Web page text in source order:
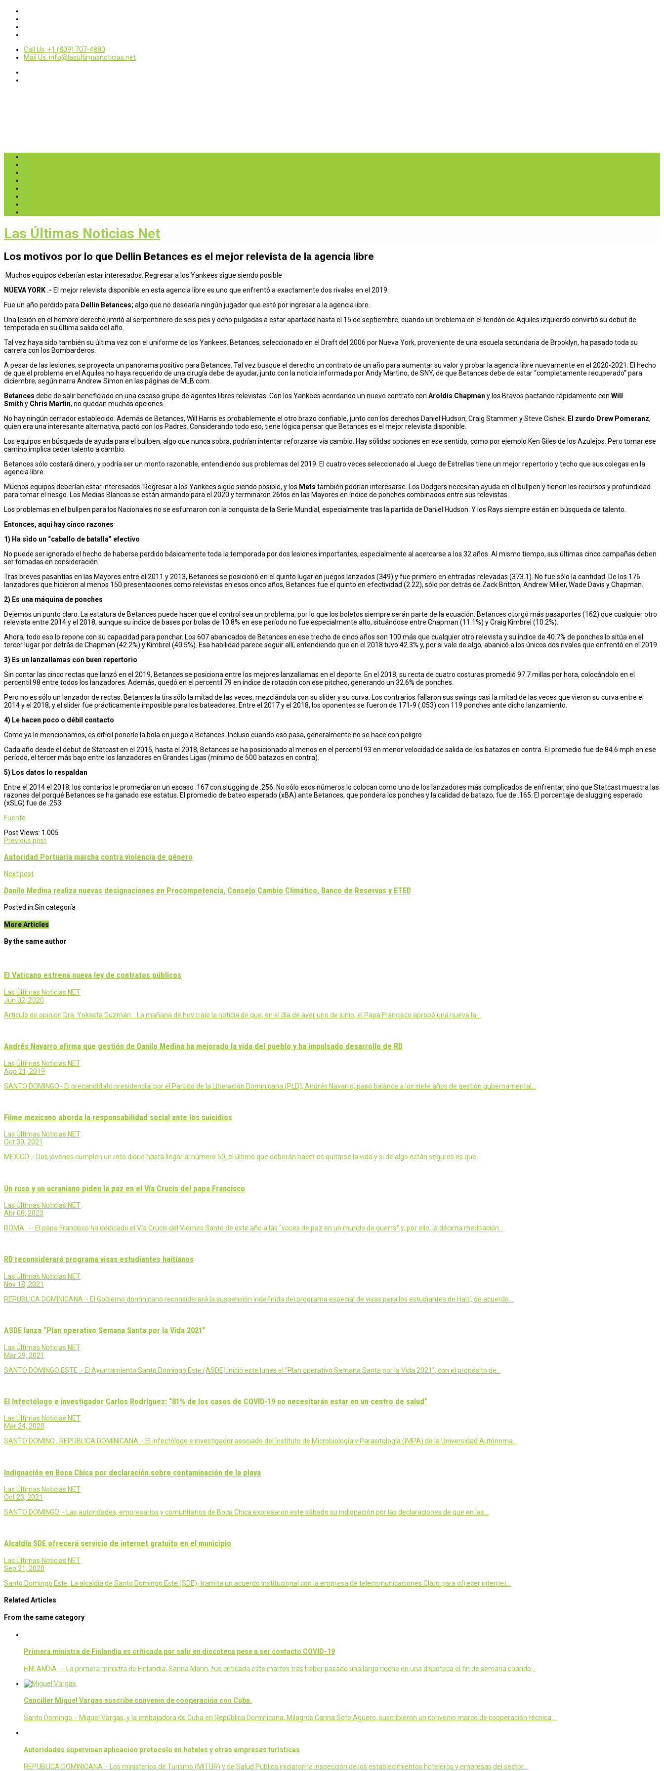
Call Us: +1 (809) 707-4880
Mail Us: info@lasultimasnoticias.net
Las Últimas Noticias Net
Los motivos por lo que Dellin Betances es el mejor relevista de la agencia libre
Muchos equipos deberían estar interesados. Regresar a los Yankees sigue siendo posible
NUEVA YORK .- El mejor relevista disponible en esta agencia libre es uno que enfrentó a exactamente dos rivales en el 2019.
Fue un año perdido para Dellin Betances; algo que no desearía ningún jugador que esté por ingresar a la agencia libre.
Una lesión en el hombro derecho limitó al serpentinero de seis pies y ocho pulgadas a estar apartado hasta el 15 de septiembre, cuando un problema en el tendón de Aquiles izquierdo convirtió su debut de
temporada en su última salida del año.
Tal vez haya sido también su última vez con el uniforme de los Yankees. Betances, seleccionado en el Draft del 2006 por Nueva York, proveniente de una escuela secundaria de Brooklyn, ha pasado toda su
carrera con los Bombarderos.
A pesar de las lesiones, se proyecta un panorama positivo para Betances. Tal vez busque el derecho un contrato de un año para aumentar su valor y probar la agencia libre nuevamente en el 2020-2021. El hecho
de que el problema en el Aquiles no haya requerido de una cirugía debe de ayudar, junto con la noticia informada por Andy Martino, de SNY, de que Betances debe de estar “completamente recuperado” para
diciembre, según narra Andrew Simon en las páginas de MLB.com.
Betances debe de salir beneficiado en una escaso grupo de agentes libres relevistas. Con los Yankees acordando un nuevo contrato con Aroldis Chapman y los Bravos pactando rápidamente con Will
Smith y Chris Martin, no quedan muchas opciones.
No hay ningún cerrador establecido. Además de Betances, Will Harris es probablemente el otro brazo confiable, junto con los derechos Daniel Hudson, Craig Stammen y Steve Cishek. El zurdo Drew Pomeranz,
quien era una interesante alternativa, pactó con los Padres. Considerando todo eso, tiene lógica pensar que Betances es el mejor relevista disponible.
Los equipos en búsqueda de ayuda para el bullpen, algo que nunca sobra, podrían intentar reforzarse vía cambio. Hay sólidas opciones en ese sentido, como por ejemplo Ken Giles de los Azulejos. Pero tomar ese
camino implica ceder talento a cambio.
Betances sólo costará dinero, y podría ser un monto razonable, entendiendo sus problemas del 2019. El cuatro veces seleccionado al Juego de Estrellas tiene un mejor repertorio y techo que sus colegas en la
agencia libre.
Muchos equipos deberían estar interesados. Regresar a los Yankees sigue siendo posible, y los Mets también podrían interesarse. Los Dodgers necesitan ayuda en el bullpen y tienen los recursos y profundidad
para tomar el riesgo. Los Medias Blancas se están armando para el 2020 y terminaron 26tos en las Mayores en índice de ponches combinados entre sus relevistas.
Los problemas en el bullpen para los Nacionales no se esfumaron con la conquista de la Serie Mundial, especialmente tras la partida de Daniel Hudson. Y los Rays siempre están en búsqueda de talento.
Entonces, aquí hay cinco razones
1) Ha sido un “caballo de batalla” efectivo
No puede ser ignorado el hecho de haberse perdido básicamente toda la temporada por dos lesiones importantes, especialmente al acercarse a los 32 años. Al mismo tiempo, sus últimas cinco campañas deben
ser tomadas en consideración.
Tras breves pasantías en las Mayores entre el 2011 y 2013, Betances se posicionó en el quinto lugar en juegos lanzados (349) y fue primero en entradas relevadas (373.1). No fue sólo la cantidad. De los 176
lanzadores que hicieron al menos 150 presentaciones como relevistas en esos cinco años, Betances fue el quinto en efectividad (2.22), sólo por detrás de Zack Britton, Andrew Miller, Wade Davis y Chapman.
2) Es una máquina de ponches
Dejemos un punto claro: La estatura de Betances puede hacer que el control sea un problema, por lo que los boletos siempre serán parte de la ecuación. Betances otorgó más pasaportes (162) que cualquier otro
relevista entre 2014 y el 2018, aunque su índice de bases por bolas de 10.8% en ese período no fue especialmente alto, situándose entre Chapman (11.1%) y Craig Kimbrel (10.2%).
Ahora, todo eso lo repone con su capacidad para ponchar. Los 607 abanicados de Betances en ese trecho de cinco años son 100 más que cualquier otro relevista y su índice de 40.7% de ponches lo sitúa en el
tercer lugar por detrás de Chapman (42.2%) y Kimbrel (40.5%). Esa habilidad parece seguir allí, entendiendo que en el 2018 tuvo 42.3% y, por si vale de algo, abanicó a los únicos dos rivales que enfrentó en el 2019.
3) Es un lanzallamas con buen repertorio
Sin contar las cinco rectas que lanzó en el 2019, Betances se posiciona entre los mejores lanzallamas en el deporte. En el 2018, su recta de cuatro costuras promedió 97.7 millas por hora, colocándolo en el
percentil 98 entre todos los lanzadores. Además, quedó en el percentil 79 en índice de rotación con ese pitcheo, generando un 32.6% de ponches.
Pero no es sólo un lanzador de rectas. Betances la tira sólo la mitad de las veces, mezclándola con su slider y su curva. Los contrarios fallaron sus swings casi la mitad de las veces que vieron su curva entre el
2014 y el 2018, y el slider fue prácticamente imposible para los bateadores. Entre el 2017 y el 2018, los oponentes se fueron de 171-9 (.053) con 119 ponches ante dicho lanzamiento.
4) Le hacen poco o débil contacto
Como ya lo mencionamos, es difícil ponerle la bola en juego a Betances. Incluso cuando eso pasa, generalmente no se hace con peligro.
Cada año desde el debut de Statcast en el 2015, hasta el 2018, Betances se ha posicionado al menos en el percentil 93 en menor velocidad de salida de los batazos en contra. El promedio fue de 84.6 mph en ese
período, el tercer más bajo entre los lanzadores en Grandes Ligas (mínimo de 500 batazos en contra).
5) Los datos lo respaldan
Entre el 2014 el 2018, los contarios le promediaron un escaso .167 con slugging de .256. No sólo esos números lo colocan como uno de los lanzadores más complicados de enfrentar, sino que Statcast muestra las
razones del porqué Betances se ha ganado ese estatus. El promedio de bateo esperado (xBA) ante Betances, que pondera los ponches y la calidad de batazo, fue de .165. El porcentaje de slugging esperado
(xSLG) fue de .253.
Fuente.
Post Views: 1.005
Post
navigation
Previous post
Autoridad Portuaria marcha contra violencia de género
Next post
Danilo Medina realiza nuevas designaciones en Procompetencia, Consejo Cambio Climático, Banco de Reservas y ETED
Posted in:Sin categoría
More Articles
By the same author
El Vaticano estrena nueva ley de contratos públicos
Las Últimas Noticias NET
Jun 02, 2020
Articulo de opinión Dra. Yokasta Guzmán: La mañana de hoy trajo la noticia de que, en el día de ayer uno de junio, el Papa Francisco aprobó una nueva la…
Andrés Navarro afirma que gestión de Danilo Medina ha mejorado la vida del pueblo y ha impulsado desarrollo de RD
Las Últimas Noticias NET
Ago 21, 2019
SANTO DOMINGO.- El precandidato presidencial por el Partido de la Liberación Dominicana (PLD), Andrés Navarro, pasó balance a los siete años de gestión gubernamental…
Filme mexicano aborda la responsabilidad social ante los suicidios
Las Últimas Noticias NET
Oct 30, 2021
MEXICO .- Dos jóvenes cumplen un reto diario hasta llegar al número 50, el último que deberán hacer es quitarse la vida y si de algo están seguros es que…
Un ruso y un ucraniano piden la paz en el Vía Crucis del papa Francisco
Las Últimas Noticias NET
Abr 08, 2023
ROMA . -- El papa Francisco ha dedicado el Vía Crucis del Viernes Santo de este año a las "voces de paz en un mundo de guerra" y, por ello, la décima meditación…
RD reconsiderará programa visas estudiantes haitianos
Las Últimas Noticias NET
Nov 18, 2021
REPUBLICA DOMINICANA .- El Gobierno dominicano reconsiderará la suspensión indefinida del programa especial de visas para los estudiantes de Haití, de acuerdo…
ASDE lanza “Plan operativo Semana Santa por la Vida 2021”
Las Últimas Noticias NET
Mar 29, 2021
SANTO DOMINGO ESTE .- El Ayuntamiento Santo Domingo Este (ASDE) inició este lunes el “Plan operativo Semana Santa por la Vida 2021”, con el propósito de…
El Infectólogo e investigador Carlos Rodríguez: “81% de los casos de COVID-19 no necesitarán estar en un centro de salud”
Las Últimas Noticias NET
Mar 24, 2020
SANTO DOMINO , REPUBLICA DOMINICANA .- El infectólogo e investigador asociado del Instituto de Microbiología y Parasitología (IMPA) de la Universidad Autónoma…
Indignación en Boca Chica por declaración sobre contaminación de la playa
Las Últimas Noticias NET
Oct 23, 2021
SANTO DOMINGO .- Las autoridades, empresarios y comunitarios de Boca Chica expresaron este sábado su indignación por las declaraciones de que en las…
Alcaldía SDE ofrecerá servicio de internet gratuito en el municipio
Las Últimas Noticias NET
Sep 21, 2020
Santo Domingo Este. La alcaldía de Santo Domingo Este (SDE), tramita un acuerdo institucional con la empresa de telecomunicaciones Claro para ofrecer internet…
Related Articles
From the same category
Primera ministra de Finlandia es criticada por salir en discoteca pese a ser contacto COVID-19
FINLANDIA .-- La primera ministra de Finlandia, Sanna Marin, fue criticada este martes tras haber pasado una larga noche en una discoteca el fin de semana cuando…
Canciller Miguel Vargas suscribe convenio de cooperación con Cuba.
Santo Domingo. - Miguel Vargas, y la embajadora de Cuba en República Dominicana, Milagros Carina Soto Agüero, suscribieron un convenio marco de cooperación técnica,…
Autoridades supervisan aplicación protocolo en hoteles y otras empresas turísticas
REPUBLICA DOMINICANA .- Los ministerios de Turismo (MITUR) y de Salud Pública iniciaron la inspección de los establecimientos hoteleros y empresas del sector…